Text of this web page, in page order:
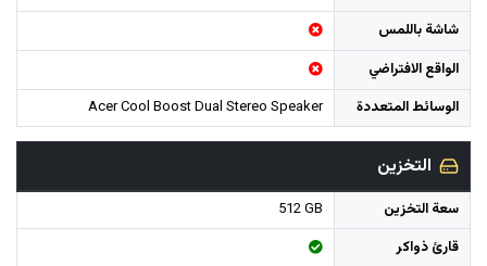
شاشة باللمس
الواقع الافتراضي
الوسائط المتعددة
Acer Cool Boost Dual Stereo Speaker
التخزين
سعة التخزين
512 GB
قارئ ذواكر